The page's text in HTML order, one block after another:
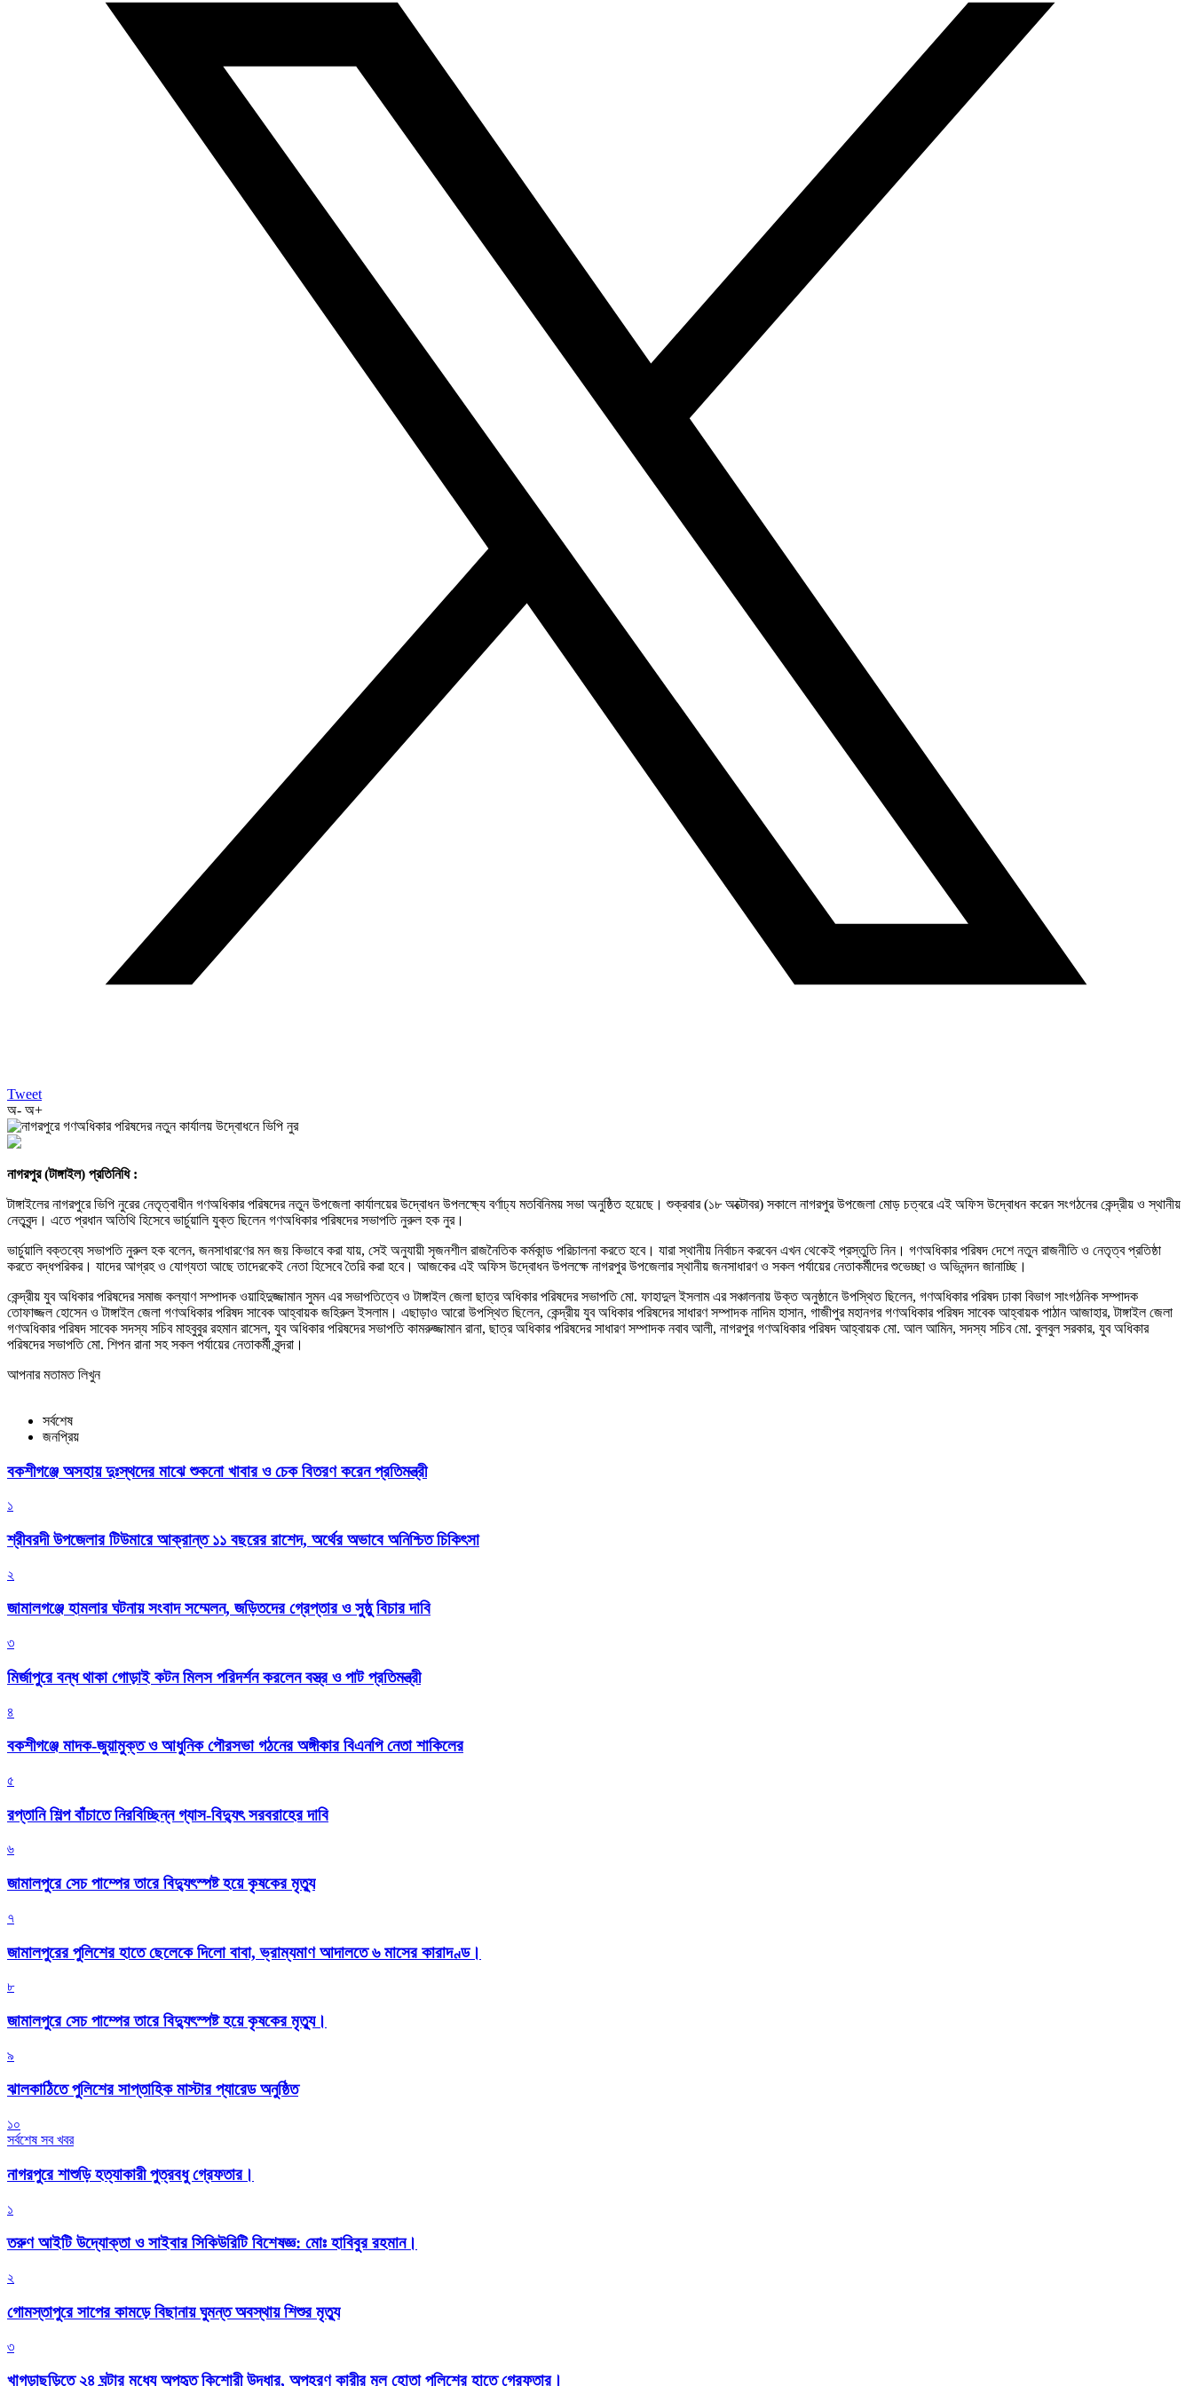
Tweet
অ- অ+
নাগরপুর (টাঙ্গাইল) প্রতিনিধি :
টাঙ্গাইলের নাগরপুরে ভিপি নুরের নেতৃত্বাধীন গণঅধিকার পরিষদের নতুন উপজেলা কার্যালয়ের উদ্বোধন উপলক্ষ্যে বর্ণাঢ্য মতবিনিময় সভা অনুষ্ঠিত হয়েছে। শুক্রবার (১৮ অক্টোবর) সকালে নাগরপুর উপজেলা মোড় চত্বরে এই অফিস উদ্বোধন করেন সংগঠনের কেন্দ্রীয় ও স্থানীয়
নেতৃবৃন্দ। এতে প্রধান অতিথি হিসেবে ভার্চুয়ালি যুক্ত ছিলেন গণঅধিকার পরিষদের সভাপতি নুরুল হক নুর।
ভার্চুয়ালি বক্তব্যে সভাপতি নুরুল হক বলেন, জনসাধারণের মন জয় কিভাবে করা যায়, সেই অনুযায়ী সৃজনশীল রাজনৈতিক কর্মকান্ড পরিচালনা করতে হবে। যারা স্থানীয় নির্বাচন করবেন এখন থেকেই প্রস্তুতি নিন। গণঅধিকার পরিষদ দেশে নতুন রাজনীতি ও নেতৃত্ব প্রতিষ্ঠা
করতে বদ্ধপরিকর। যাদের আগ্রহ ও যোগ্যতা আছে তাদেরকেই নেতা হিসেবে তৈরি করা হবে। আজকের এই অফিস উদ্বোধন উপলক্ষে নাগরপুর উপজেলার স্থানীয় জনসাধারণ ও সকল পর্যায়ের নেতাকর্মীদের শুভেচ্ছা ও অভিনন্দন জানাচ্ছি।
কেন্দ্রীয় যুব অধিকার পরিষদের সমাজ কল্যাণ সম্পাদক ওয়াহিদুজ্জামান সুমন এর সভাপতিত্বে ও টাঙ্গাইল জেলা ছাত্র অধিকার পরিষদের সভাপতি মো. ফাহাদুল ইসলাম এর সঞ্চালনায় উক্ত অনুষ্ঠানে উপস্থিত ছিলেন, গণঅধিকার পরিষদ ঢাকা বিভাগ সাংগঠনিক সম্পাদক
তোফাজ্জল হোসেন ও টাঙ্গাইল জেলা গণঅধিকার পরিষদ সাবেক আহ্বায়ক জহিরুল ইসলাম। এছাড়াও আরো উপস্থিত ছিলেন, কেন্দ্রীয় যুব অধিকার পরিষদের সাধারণ সম্পাদক নাদিম হাসান, গাজীপুর মহানগর গণঅধিকার পরিষদ সাবেক আহ্বায়ক পাঠান আজাহার, টাঙ্গাইল জেলা
গণঅধিকার পরিষদ সাবেক সদস্য সচিব মাহবুবুর রহমান রাসেল, যুব অধিকার পরিষদের সভাপতি কামরুজ্জামান রানা, ছাত্র অধিকার পরিষদের সাধারণ সম্পাদক নবাব আলী, নাগরপুর গণঅধিকার পরিষদ আহ্বায়ক মো. আল আমিন, সদস্য সচিব মো. বুলবুল সরকার, যুব অধিকার
পরিষদের সভাপতি মো. শিপন রানা সহ সকল পর্যায়ের নেতাকর্মী বৃন্দরা।
আপনার মতামত লিখুন
সর্বশেষ
জনপ্রিয়
বকশীগঞ্জে অসহায় দুঃস্থদের মাঝে শুকনো খাবার ও চেক বিতরণ করেন প্রতিমন্ত্রী
১
শ্রীবরদী উপজেলার টিউমারে আক্রান্ত ১১ বছরের রাশেদ, অর্থের অভাবে অনিশ্চিত চিকিৎসা
২
জামালগঞ্জে হামলার ঘটনায় সংবাদ সম্মেলন, জড়িতদের গ্রেপ্তার ও সুষ্ঠু বিচার দাবি
৩
মির্জাপুরে বন্ধ থাকা গোড়াই কটন মিলস পরিদর্শন করলেন বস্ত্র ও পাট প্রতিমন্ত্রী
৪
বকশীগঞ্জে মাদক-জুয়ামুক্ত ও আধুনিক পৌরসভা গঠনের অঙ্গীকার বিএনপি নেতা শাকিলের
৫
রপ্তানি শিল্প বাঁচাতে নিরবিচ্ছিন্ন গ্যাস-বিদ্যুৎ সরবরাহের দাবি
৬
জামালপুরে সেচ পাম্পের তারে বিদ্যুৎস্পষ্ট হয়ে কৃষকের মৃত্যু
৭
জামালপুরের পুলিশের হাতে ছেলেকে দিলো বাবা, ভ্রাম্যমাণ আদালতে ৬ মাসের কারাদণ্ড।
৮
জামালপুরে সেচ পাম্পের তারে বিদ্যুৎস্পষ্ট হয়ে কৃষকের মৃত্যু।
৯
‎ঝালকাঠিতে পুলিশের সাপ্তাহিক মাস্টার প্যারেড অনুষ্ঠিত
১০
সর্বশেষ সব খবর
নাগরপুরে শাশুড়ি হত্যাকারী পুত্রবধু গ্রেফতার।
১
তরুণ আইটি উদ্যোক্তা ও সাইবার সিকিউরিটি বিশেষজ্ঞ: মোঃ হাবিবুর রহমান।
২
গোমস্তাপুরে সাপের কামড়ে বিছানায় ঘুমন্ত অবস্থায় শিশুর মৃত্যু
৩
খাগড়াছড়িতে ২৪ ঘন্টার মধ্যে অপহৃত কিশোরী উদ্ধার, অপহরণ কারীর মূল হোতা পুলিশের হাতে গ্রেফতার।